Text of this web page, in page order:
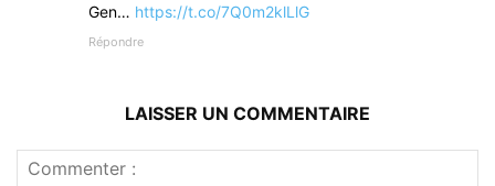
Gen… https://t.co/7Q0m2klLlG
Répondre
LAISSER UN COMMENTAIRE